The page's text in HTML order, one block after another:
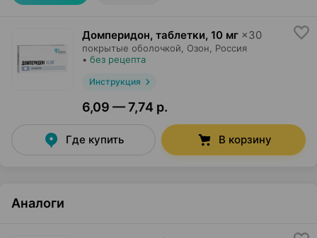
Домперидон, таблетки, 10 мг ×30
покрытые оболочкой, Озон , Россия
• без рецепта
Инструкция
6,09 — 7,74 р.
Где купить В корзину
Аналоги